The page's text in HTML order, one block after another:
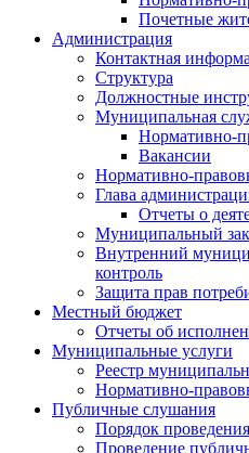
Почетные
Администрация
Контактная
Структура
Должностные
Муниципальная
Нормативно-
Вакансии
Нормативно-
Глава
Отчеты о
Муниципальный
Внутренний
контроль
Защита прав
Местный бюджет
Отчеты об
Муниципальные услуги
Реестр
Нормативно-
Публичные слушания
Порядок
Проведение